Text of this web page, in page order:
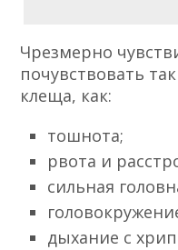
Чрезмерно
почувствовать
клеща, как:
тошнота;
рвота и
сильная
дыхание с